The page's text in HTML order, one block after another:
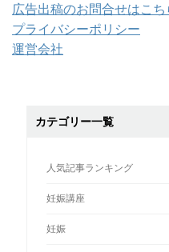
広告出稿のお問合せはこち
プライバシーポリシー
運営会社
カテゴリー一覧
人気記事ランキング
妊娠講座
妊娠